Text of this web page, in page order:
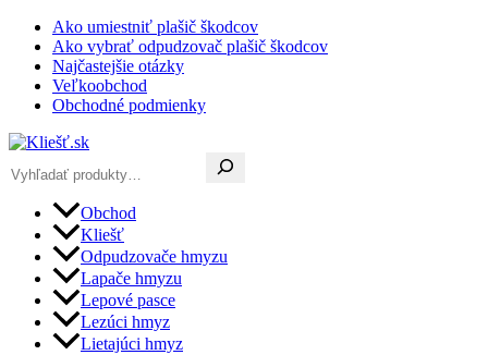
Preskočiť
obsah
Ako umiestniť plašič škodcov
Ako vybrať odpudzovač plašič škodcov
Najčastejšie otázky
Veľkoobchod
Obchodné podmienky
Obchod
Kliešť
Odpudzovače hmyzu
Lapače hmyzu
Lepové pasce
Lezúci hmyz
Lietajúci hmyz